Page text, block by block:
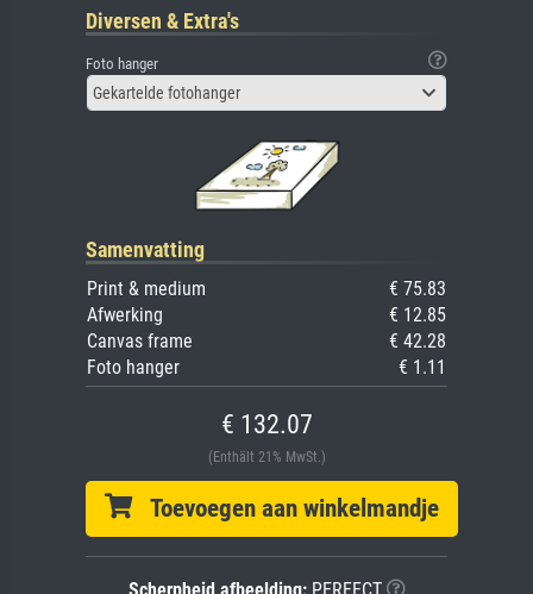
Diversen & Extra's
Foto hanger
Gekartelde fotohanger
Samenvatting
Print & medium
€ 75.83
Afwerking
€ 12.85
Canvas frame
€ 42.28
Foto hanger
€ 1.11
€ 132.07
(Enthält 21% MwSt.)
Toevoegen aan winkelmandje